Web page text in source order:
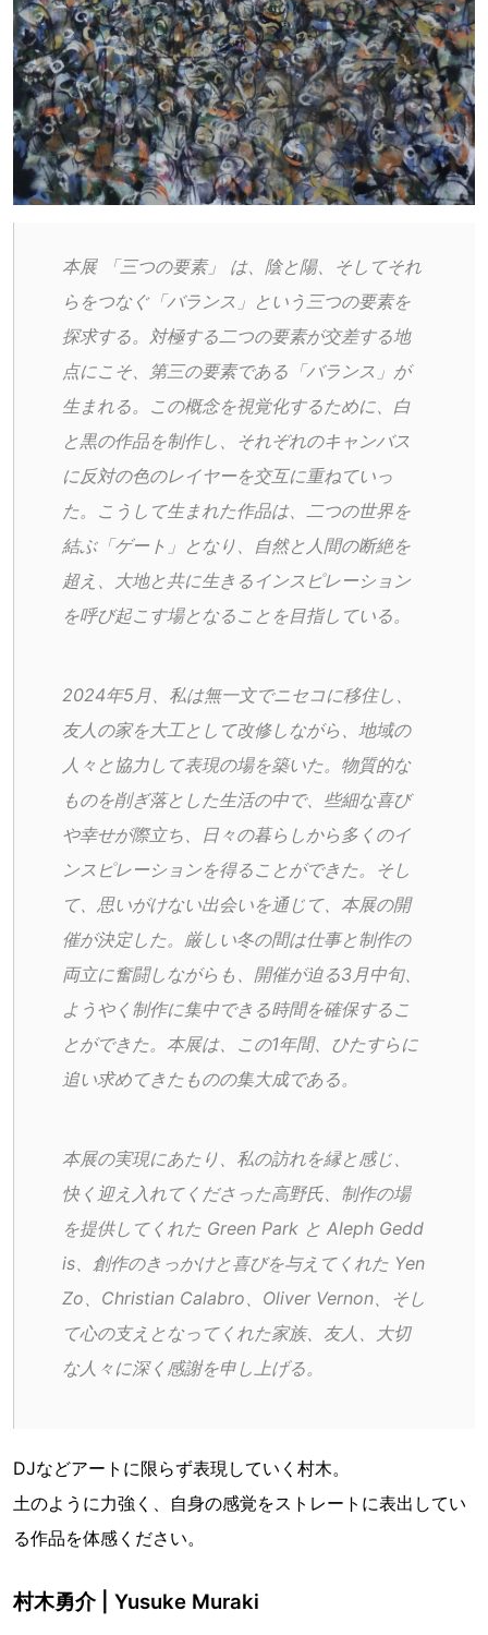
本展 「三つの要素」 は、陰と陽、そしてそれ
らをつなぐ「バランス」という三つの要素を
探求する。対極する二つの要素が交差する地
点にこそ、第三の要素である「バランス」が
生まれる。この概念を視覚化するために、白
と黒の作品を制作し、それぞれのキャンバス
に反対の色のレイヤーを交互に重ねていっ
た。こうして生まれた作品は、二つの世界を
結ぶ「ゲート」となり、自然と人間の断絶を
超え、大地と共に生きるインスピレーション
を呼び起こす場となることを目指している。
2024年5月、私は無一文でニセコに移住し、
友人の家を大工として改修しながら、地域の
人々と協力して表現の場を築いた。物質的な
ものを削ぎ落とした生活の中で、些細な喜び
や幸せが際立ち、日々の暮らしから多くのイ
ンスピレーションを得ることができた。そし
て、思いがけない出会いを通じて、本展の開
催が決定した。厳しい冬の間は仕事と制作の
両立に奮闘しながらも、開催が迫る3月中旬、
ようやく制作に集中できる時間を確保するこ
とができた。本展は、この1年間、ひたすらに
追い求めてきたものの集大成である。
本展の実現にあたり、私の訪れを縁と感じ、
快く迎え入れてくださった高野氏、制作の場
を提供してくれた Green Park と Aleph Gedd
is、創作のきっかけと喜びを与えてくれた Yen
Zo、Christian Calabro、Oliver Vernon、そし
て心の支えとなってくれた家族、友人、大切
な人々に深く感謝を申し上げる。
DJなどアートに限らず表現していく村木。
土のように力強く、自身の感覚をストレートに表出してい
る作品を体感ください。
村木勇介 | Yusuke Muraki